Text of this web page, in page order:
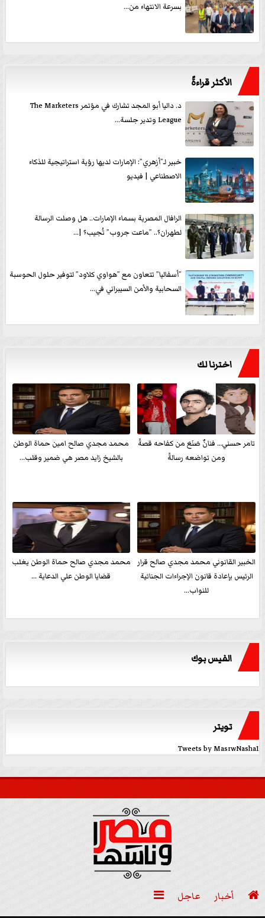
بسرعة الانتهاء من...
الأكثر قراءةً
د. داليا أبو المجد تشارك في مؤتمر The Marketers
League وتدير جلسة...
خبير لـ”أزهري”: الإمارات لديها رؤية استراتيجية للذكاء
الاصطناعي | فيديو
الرافال المصرية بسماء الإمارات.. هل وصلت الرسالة
لطهران؟.. ”ماعت جروب” تُجيب؟ |...
”أسفاليا” تتعاون مع ”هواوي كلاود” لتوفير حلول الحوسبة
السحابية والأمن السيبراني في...
اخترنا لك
تامر حسني… فنانٌ صَنَعَ من كفاحه قصةً
ومن تواضعه رسالةً
محمد مجدي صالح امين حماة الوطن
بالشيخ زايد مصر هي ضمير وقلب...
الخبير القانوني محمد مجدي صالح قرار
الرئيس بإعادة قانون الإجراءات الجنائية
للنواب...
محمد مجدي صالح حماة الوطن يغلب
قضايا الوطن علي الدعاية ...
الفيس بوك
تويتر
Tweets by MasrwNasha1
 أخبار عاجل
